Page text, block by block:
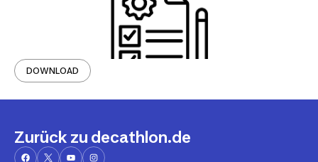
DOWNLOAD
Zurück zu decathlon.de